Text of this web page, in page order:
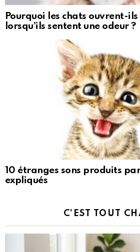
Pourquoi les chats ouvrent-
lorsqu’ils sentent une odeur ?
10 étranges sons produits
expliqués
C’EST TOUT